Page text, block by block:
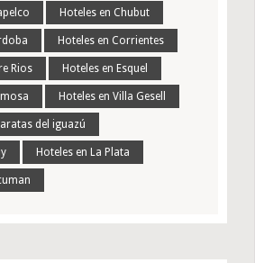
Hoteles en Chubut
Hoteles en Corrientes
Rios Hoteles en Esquel
Hoteles en Villa Gesell
del iguazú
Hoteles en La Plata